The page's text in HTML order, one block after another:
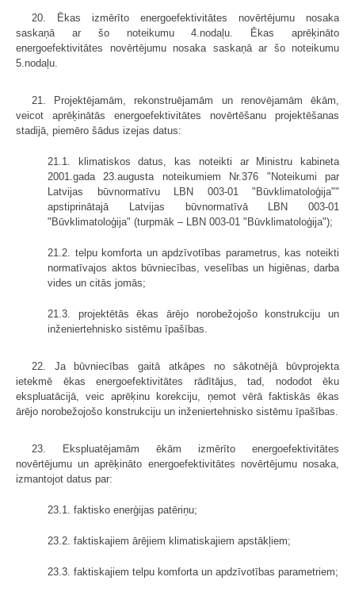
20. Ēkas izmērīto energoefektivitātes novērtējumu nosaka
saskaņā ar šo noteikumu 4.nodaļu. Ēkas aprēķināto
energoefektivitātes novērtējumu nosaka saskaņā ar šo noteikumu
5.nodaļu.
21. Projektējamām, rekonstruējamām un renovējamām ēkām,
veicot aprēķinātās energoefektivitātes novērtēšanu projektēšanas
stadijā, piemēro šādus izejas datus:
21.1. klimatiskos datus, kas noteikti ar Ministru kabineta
2001.gada 23.augusta noteikumiem Nr.376 "Noteikumi par
Latvijas būvnormatīvu LBN 003-01 "Būvklimatoloģija""
apstiprinātajā Latvijas būvnormatīvā LBN 003-01
"Būvklimatoloģija" (turpmāk – LBN 003-01 "Būvklimatoloģija");
21.2. telpu komforta un apdzīvotības parametrus, kas noteikti
normatīvajos aktos būvniecības, veselības un higiēnas, darba
vides un citās jomās;
21.3. projektētās ēkas ārējo norobežojošo konstrukciju un
inženiertehnisko sistēmu īpašības.
22. Ja būvniecības gaitā atkāpes no sākotnējā būvprojekta
ietekmē ēkas energoefektivitātes rādītājus, tad, nododot ēku
ekspluatācijā, veic aprēķinu korekciju, ņemot vērā faktiskās ēkas
ārējo norobežojošo konstrukciju un inženiertehnisko sistēmu īpašības.
23. Ekspluatējamām ēkām izmērīto energoefektivitātes
novērtējumu un aprēķināto energoefektivitātes novērtējumu nosaka,
izmantojot datus par:
23.1. faktisko enerģijas patēriņu;
23.2. faktiskajiem ārējiem klimatiskajiem apstākļiem;
23.3. faktiskajiem telpu komforta un apdzīvotības parametriem;